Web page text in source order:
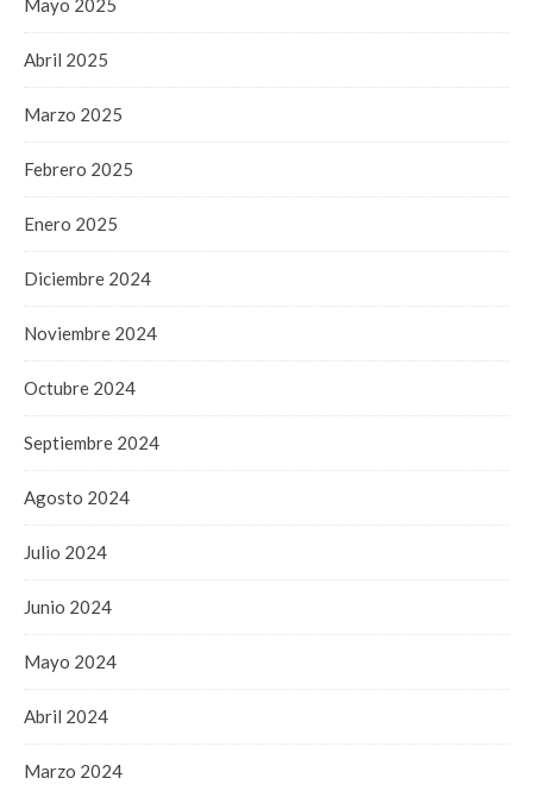
Mayo 2025
Abril 2025
Marzo 2025
Febrero 2025
Enero 2025
Diciembre 2024
Noviembre 2024
Octubre 2024
Septiembre 2024
Agosto 2024
Julio 2024
Junio 2024
Mayo 2024
Abril 2024
Marzo 2024